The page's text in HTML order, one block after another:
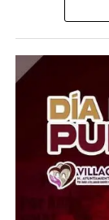
Aunque la
continúa
ciclosporiasis
México,
directamente